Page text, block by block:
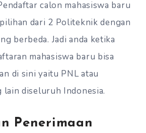
calon mahasiswa baru
dari 2 Politeknik dengan
berbeda. Jadi anda ketika
mahasiswa baru bisa
di sini yaitu PNL atau
diseluruh Indonesia.
Penerimaan